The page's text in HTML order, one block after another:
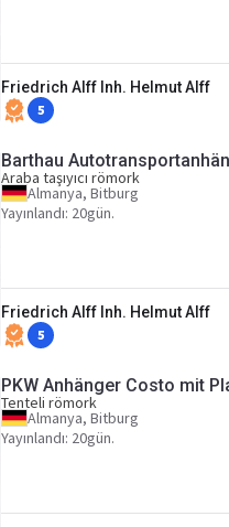
Friedrich Alff Inh. Helmut Alff
5
Barthau
Araba taşıyıcı römork
Almanya, Bitburg
Yayınlandı: 20gün.
Friedrich Alff Inh. Helmut Alff
5
PKW Anhänger Costo mit
Tenteli römork
Almanya, Bitburg
Yayınlandı: 20gün.